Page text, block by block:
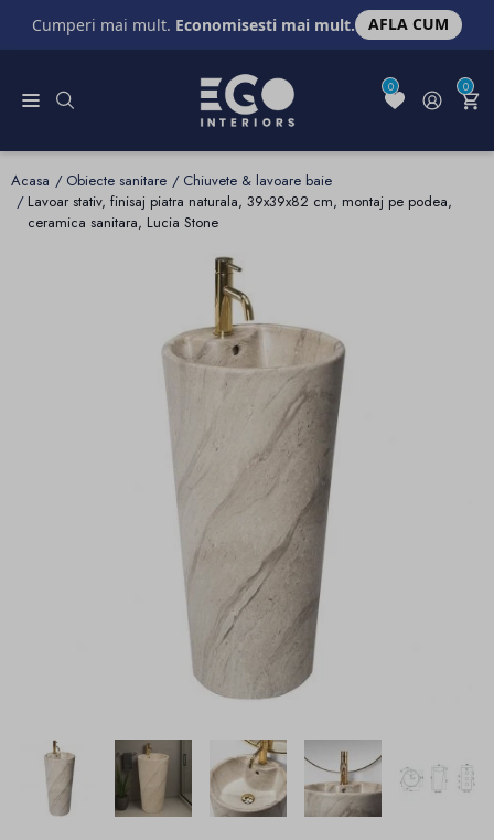
Cumperi mai mult. Economisesti mai mult. AFLA CUM
0 0
Acasa Obiecte sanitare
Chiuvete & lavoare baie
Lavoar stativ, finisaj piatra naturala, 39x39x82 cm, montaj pe podea,
ceramica sanitara, Lucia Stone